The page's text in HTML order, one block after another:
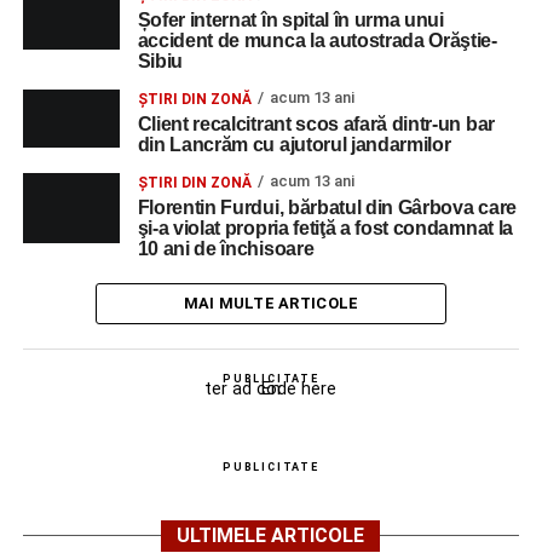
Șofer internat în spital în urma unui
accident de munca la autostrada Orăştie-
Sibiu
ȘTIRI DIN ZONĂ acum 13 ani
Client recalcitrant scos afară dintr-un bar
din Lancrăm cu ajutorul jandarmilor
ȘTIRI DIN ZONĂ acum 13 ani
Florentin Furdui, bărbatul din Gârbova care
şi-a violat propria fetiţă a fost condamnat la
10 ani de închisoare
MAI MULTE ARTICOLE
PUBLICITATE
En
ter ad code here
PUBLICITATE
ULTIMELE ARTICOLE